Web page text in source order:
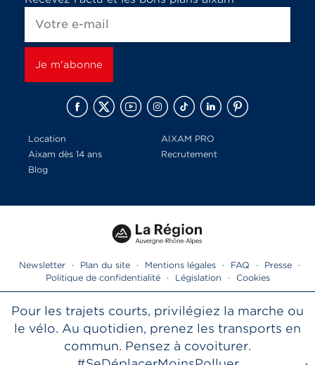
Location
AIXAM PRO
Aixam dès 14 ans
Recrutement
Blog
Newsletter · Plan du site · Mentions légales · FAQ · Presse
·
Politique de confidentialité
· Législation · Cookies
Pour les trajets courts, privilégiez la marche ou
le vélo. Au quotidien, prenez les transports en
commun. Pensez à covoiturer.